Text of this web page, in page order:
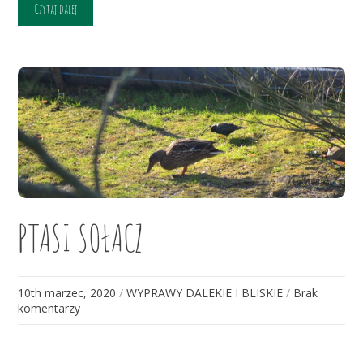
Czytaj dalej
PTASI SOŁACZ
10th marzec, 2020 /WYPRAWY DALEKIE I BLISKIE / Brak
komentarzy